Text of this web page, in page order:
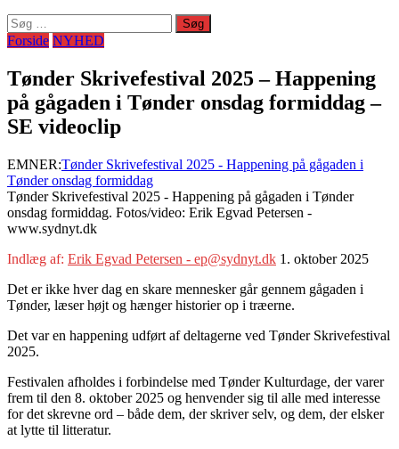
Søg
efter:
Forside NYHED
Tønder Skrivefestival 2025 – Happening
på gågaden i Tønder onsdag formiddag –
SE videoclip
EMNER:Tønder Skrivefestival 2025 - Happening på gågaden i
Tønder onsdag formiddag
Tønder Skrivefestival 2025 - Happening på gågaden i Tønder
onsdag formiddag. Fotos/video: Erik Egvad Petersen -
www.sydnyt.dk
Indlæg af: Erik Egvad Petersen - ep@sydnyt.dk 1. oktober 2025
Det er ikke hver dag en skare mennesker går gennem gågaden i
Tønder, læser højt og hænger historier op i træerne.
Det var en happening udført af deltagerne ved Tønder Skrivefestival
2025.
Festivalen afholdes i forbindelse med Tønder Kulturdage, der varer
frem til den 8. oktober 2025 og henvender sig til alle med interesse
for det skrevne ord – både dem, der skriver selv, og dem, der elsker
at lytte til litteratur.